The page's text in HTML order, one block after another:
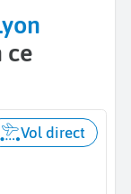
ce
Vol direct